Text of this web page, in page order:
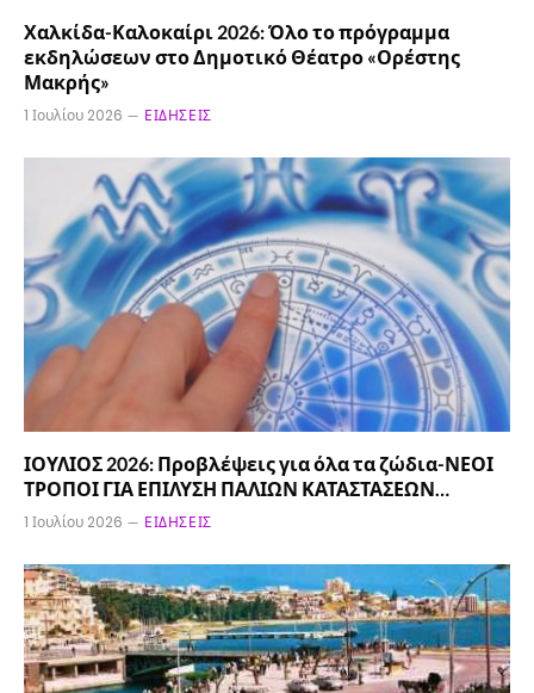
Χαλκίδα-Καλοκαίρι 2026: Όλο το πρόγραμμα
εκδηλώσεων στο Δημοτικό Θέατρο «Ορέστης
Μακρής»
1 Ιουλίου 2026 ΕΙΔΉΣΕΙΣ
ΙΟΥΛΙΟΣ 2026: Προβλέψεις για όλα τα ζώδια-ΝΕΟΙ
ΤΡΟΠΟΙ ΓΙΑ ΕΠΙΛΥΣΗ ΠΑΛΙΩΝ ΚΑΤΑΣΤΑΣΕΩΝ…
1 Ιουλίου 2026 ΕΙΔΉΣΕΙΣ